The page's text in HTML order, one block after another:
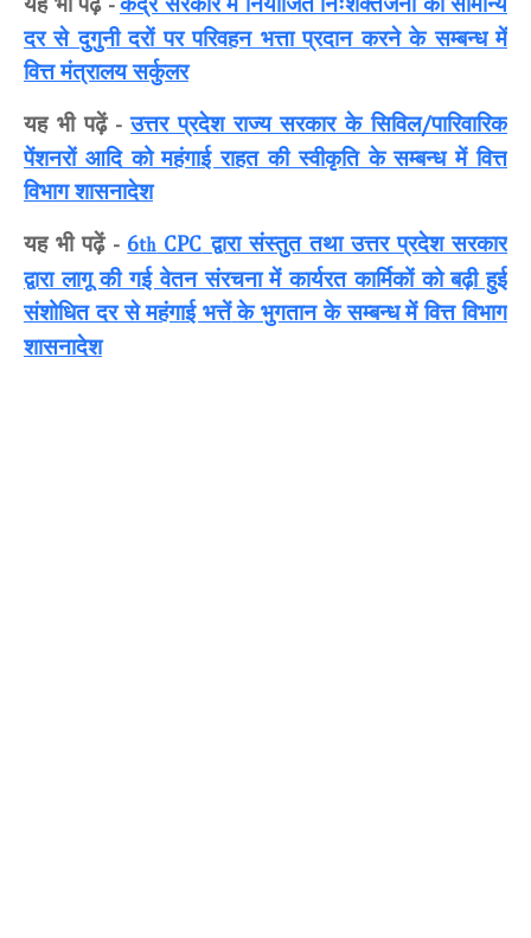
-
दर से दुगुनी दरों पर परिवहन भत्ता प्रदान करने के सम्बन्ध में
वित्त मंत्रालय सर्कुलर
यह भी पढ़ें -उत्तर प्रदेश राज्य सरकार के सिविल/पारिवारिक
पेंशनरों आदि को महंगाई राहत की स्वीकृति के सम्बन्ध में वित्त
विभाग शासनादेश
यह भी पढ़ें - 6th CPC द्वारा संस्तुत तथा उत्तर प्रदेश सरकार
द्वारा लागू की गई वेतन संरचना में कार्यरत कार्मिकों को बढ़ी हुई
संशोधित दर से महंगाई भत्तें के भुगतान के सम्बन्ध में वित्त विभाग
शासनादेश